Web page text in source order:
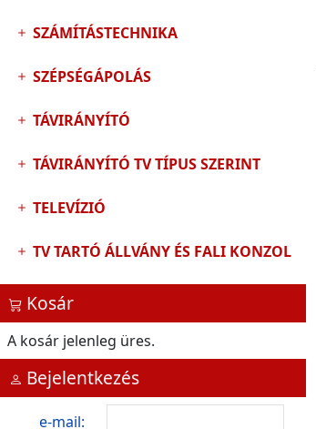
SZÁMÍTÁSTECHNIKA
SZÉPSÉGÁPOLÁS
TÁVIRÁNYÍTÓ
TÁVIRÁNYÍTÓ TV TÍPUS SZERINT
TELEVÍZIÓ
TV TARTÓ ÁLLVÁNY ÉS FALI KONZOL
Kosár
A kosár jelenleg üres.
Bejelentkezés
e-mail: